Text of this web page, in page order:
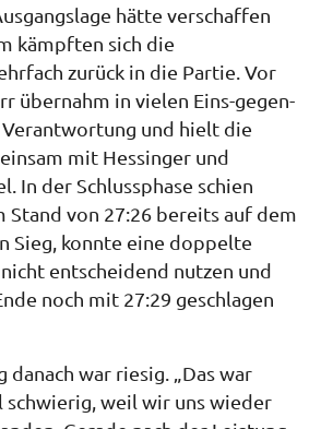
hätte verschaffen
kämpften sich die
zurück in die Partie. Vor
übernahm in vielen Eins-gegen-
und hielt die
mit Hessinger und
In der Schlussphase schien
Stand von 27:26 bereits auf dem
Sieg, konnte eine doppelte
entscheidend nutzen und
noch mit 27:29 geschlagen
danach war riesig. „Das war
weil wir uns wieder